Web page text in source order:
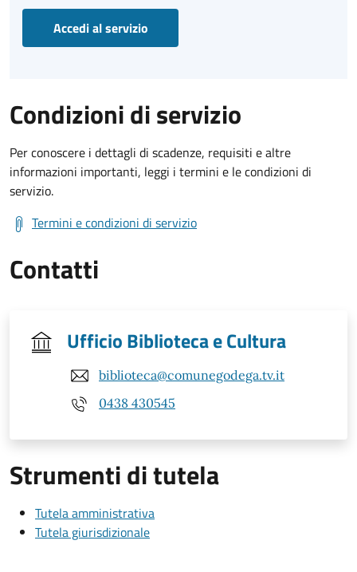
Accedi al servizio
Condizioni di servizio
Per conoscere i dettagli di scadenze, requisiti e altre
informazioni importanti, leggi i termini e le condizioni di
servizio.
Termini e condizioni di servizio
Contatti
Ufficio Biblioteca e Cultura
biblioteca@comunegodega.tv.it
0438 430545
Strumenti di tutela
Tutela amministrativa
Tutela giurisdizionale